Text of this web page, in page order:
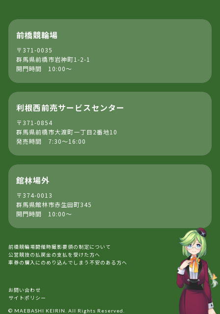
前橋競輪場
〒371-0035
群馬県前橋市岩神町1-2-1
開門時間 10:00～
利根西前売サービスセンター
〒371-0854
群馬県前橋市大渡町一丁目2番地10
発売時間 7:30～16:00
館林場外
〒374-0013
群馬県館林市赤生田町345
開門時間 10:00～
前橋競輪場開催時撮影要領の制定について
公営競技の払戻金の支払を受けた方へ
車券の購入にのめり込んでしまう不安のある方へ
お問い合わせ
サイトポリシー
© MAEBASHI KEIRIN. All Rights Reserved.